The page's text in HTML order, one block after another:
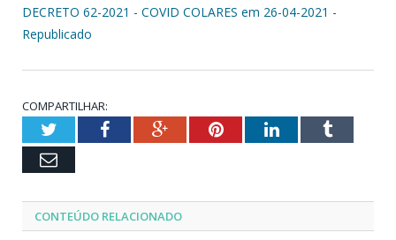
DECRETO 62-2021 - COVID COLARES em 26-04-2021 -
Republicado
COMPARTILHAR:
TwitterFacebookGoogle+PinterestLinkedInTumblr
Email
CONTEÚDO RELACIONADO